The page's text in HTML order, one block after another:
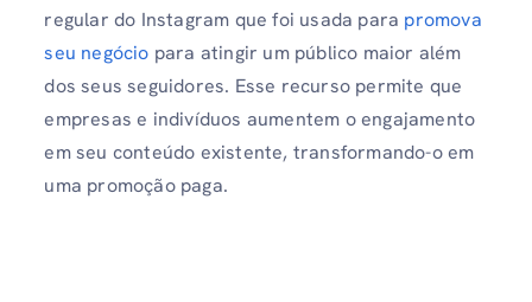
regular do Instagram que foi usada para promova
seu negócio para atingir um público maior além
dos seus seguidores. Esse recurso permite que
empresas e indivíduos aumentem o engajamento
em seu conteúdo existente, transformando-o em
uma promoção paga.